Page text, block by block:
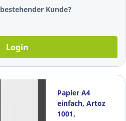
Kunde?
Login
Papier A4
einfach, Artoz
1001,